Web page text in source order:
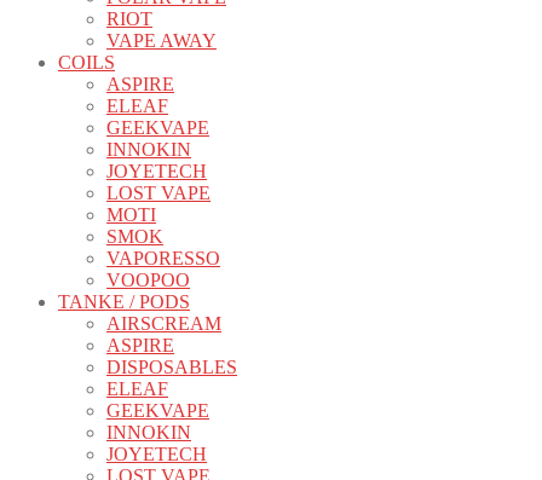
RIOT
VAPE AWAY
COILS
ASPIRE
ELEAF
GEEKVAPE
INNOKIN
JOYETECH
LOST VAPE
MOTI
SMOK
VAPORESSO
VOOPOO
TANKE / PODS
AIRSCREAM
ASPIRE
DISPOSABLES
ELEAF
GEEKVAPE
INNOKIN
JOYETECH
LOST VAPE